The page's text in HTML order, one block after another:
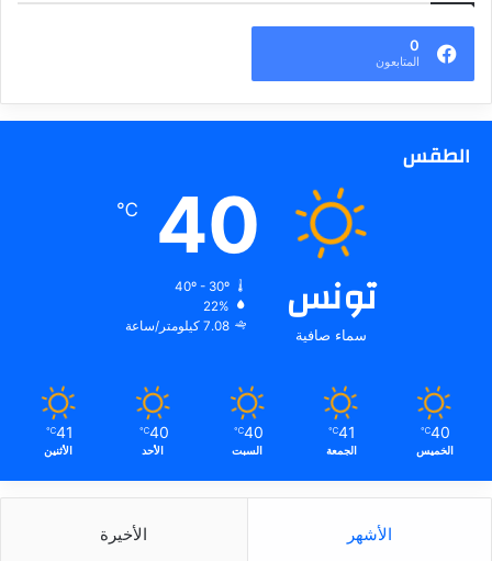
0
المتابعون
الطقس
تونس
سماء صافية
40
℃
40º - 30º
22%
7.08 كيلومتر/ساعة
40
℃
الخميس
41
℃
الجمعة
40
℃
السبت
40
℃
الأحد
41
℃
الأثنين
الأشهر الأخيرة